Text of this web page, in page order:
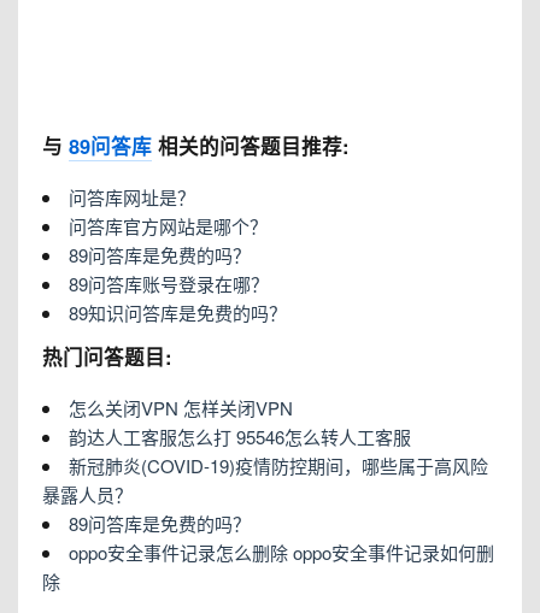
与 89问答库 相关的问答题目推荐:
问答库网址是？
问答库官方网站是哪个？
89问答库是免费的吗？
89问答库账号登录在哪？
89知识问答库是免费的吗？
热门问答题目:
怎么关闭VPN 怎样关闭VPN
韵达人工客服怎么打 95546怎么转人工客服
新冠肺炎(COVID-19)疫情防控期间，哪些属于高风险
暴露人员？
89问答库是免费的吗？
oppo安全事件记录怎么删除 oppo安全事件记录如何删
除